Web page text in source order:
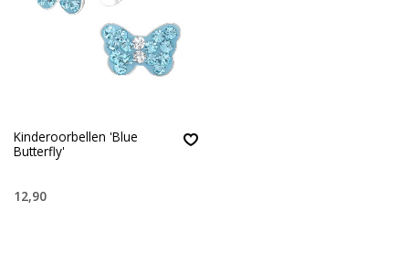
Kinderoorbellen 'Blue
Butterfly'
12,90